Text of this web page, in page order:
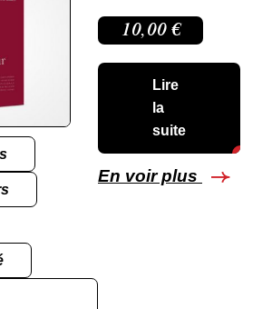
10,00 €
Lire
la
suite
En voir plus